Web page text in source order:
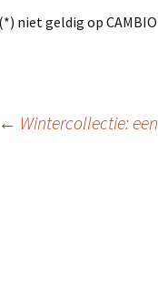
(*) niet geldig op CAMBIO
← Wintercollectie: